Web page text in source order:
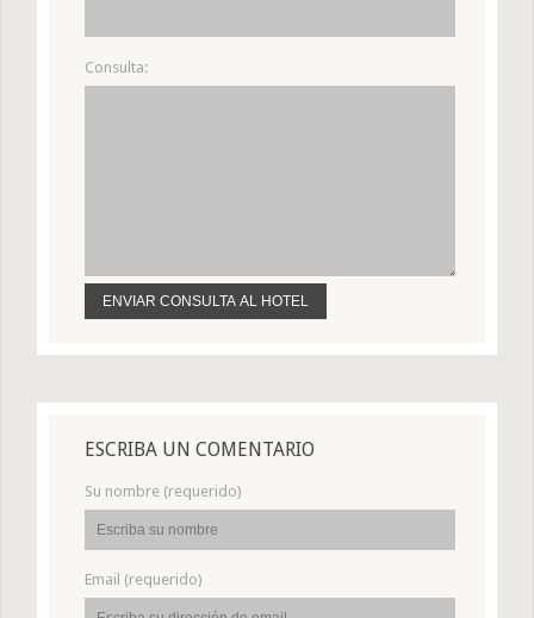
Consulta:
ESCRIBA UN COMENTARIO
Su nombre (requerido)
Email (requerido)